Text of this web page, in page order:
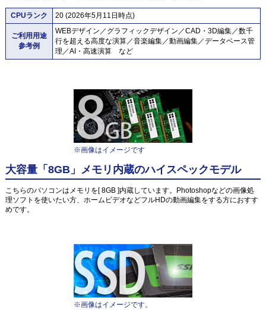
CPUランク 20 (2026年5月11日時点)
ご利用用途
参考例
WEBデザイン／グラフィックデザイン／CAD・3D編集／数千
行を超える高度な演算／音楽編集／動画編集／データベース管
理／AI・高速演算 など
※画像はイメージです
大容量「8GB」メモリ内蔵のハイスペックモデル
こちらのパソコンはメモリを[ 8GB ]内蔵しています。Photoshopなどの画像処
理ソフトを使いたい方、ホームビデオなどフルHDの動画編集をする方におすす
めです。
※画像はイメージです。